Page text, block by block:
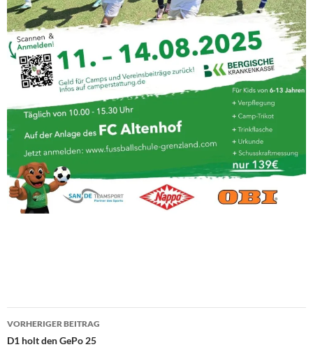
Beitragsnavigation
VORHERIGER BEITRAG
D1 holt den GePo 25